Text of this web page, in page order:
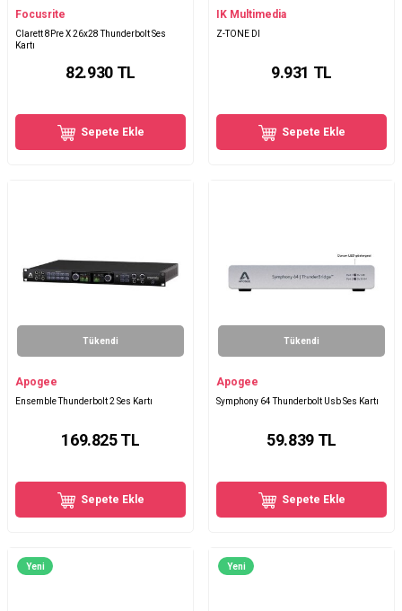
Focusrite
Clarett 8Pre X 26x28 Thunderbolt Ses
Kartı
82.930TL
Sepete Ekle
IK Multimedia
Z-TONE DI
9.931 TL
Sepete Ekle
Tükendi
Apogee
Ensemble Thunderbolt 2 Ses Kartı
169.825TL
Sepete Ekle
Tükendi
Apogee
Symphony 64 Thunderbolt Usb Ses Kartı
59.839TL
Sepete Ekle
Yeni Yeni